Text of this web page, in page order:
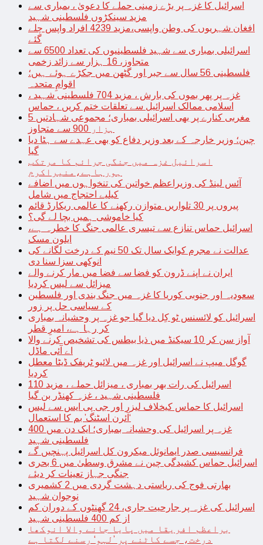
اسرائیل کا غزہ پر بڑے زمینی حملے کا دعویٰ ، بمباری سے
مزید سینکڑوں فلسطینی شہید
افغان شہریوں کی وطن واپسی،مزید 4239 افراد واپس چلے
گئے
اسرائیلی بمباری سے شہید فلسطینیوں کی تعداد 6500 سے
متجاوز، 16 ہزار سے زائد زخمی
فلسطینی 56 سال سے جبر اور گٹھن میں جکڑے ہوئے ہیں؛
اقوامِ متحدہ
غزہ پر پھر بموں کی بارش ، مزید 704 فلسطینی شہید ،
اسلامی ممالک اسرائیل سے تعلقات ختم کریں ، حماس
مغربی کنارے پر بھی اسرائیلی بمباری؛ مجموعی شہادتیں 5
ہزار 900 سے متجاوز
چین؛ وزیر خارجہ کے بعد وزیر دفاع کو بھی عہدے سے ہٹا دیا
گیا
اسرائیل غزہ میں جنگی جرائم کا مرتکب
ہورہاہے،منیراکرم
آئس لینڈ کی وزیراعظم خواتین کی تنخواہوں میں اضافے
کیلیے احتجاج میں شامل
پیروں پر 30 تلواریں متوازن رکھنے کا عالمی ریکارڈ قائم
کیا خاموشی ہمیں بچا لے گی؟
اسرائیل حماس تنازع سے تیسری عالمی جنگ کا خطرہ ہے،
ایلون مسک
عدالت نے مجرم کوایک سال تک 50 نیم کے درخت لگانے کی
انوکھی سزا سنا دی
ایران نے اپنے ڈرون کو فضا سے فضا میں مار کرنے والے
میزائل سے لیس کردیا
سعودیہ اور جنوبی کوریا کا غزہ میں جنگ بندی اور فلسطین
کے سیاسی حل پر زور
اسرائیل کو لائسنس ٹو کِل دیا گیا جو غزہ پر وحشیانہ بمباری
کر رہا ہے، امیرِ قطر
آواز سن کر 10 سیکنڈ میں ذیا بیطس کی تشخیص کرنے والا
اے آئی ماڈل
گوگل میپ نے اسرائیل اور غزہ میں لائیو ٹریفک ڈیٹا معطل
کردیا
اسرائیل کی رات بھر بمباری ، میزائل حملے ، مزید 110
فلسطینی شہید ، غزہ کھنڈر بن گیا
اسرائیل کا حماس کیخلاف لیزر اور جی پی ایس سے لیس
‘آئرن اسٹنگ’ بم کا استعمال
غزہ پر اسرائیل کی وحشیانہ بمباری؛ ایک دن میں 400
فلسطینی شہید
فرانسیسی صدر ایمانوئل میکرون کل اسرائیل پہنچیں گے
اسرائیل حماس کشیدگی چین نے مشرق وسطیٰ میں 6 بحری
جنگی جہاز تعینات کر دیئے
بھارتی فوج کی ریاستی دہشت گردی میں 2 کشمیری
نوجوان شہید
اسرائیل کی غزہ پر جارحیت جاری، 24 گھنٹوں کے دوران کم
از کم 400 فلسطینی شہید
براعظم افریقا میں پایا جانے والا انوکھا
درخت، جسے کاٹنے پر ’لہو‘ رسنے لگتا ہے